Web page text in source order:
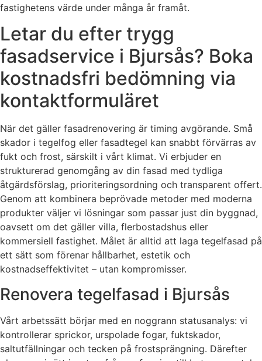
fastighetens värde under många år framåt.
Letar du efter trygg
fasadservice i Bjursås? Boka
kostnadsfri bedömning via
kontaktformuläret
När det gäller fasadrenovering är timing avgörande. Små
skador i tegelfog eller fasadtegel kan snabbt förvärras av
fukt och frost, särskilt i vårt klimat. Vi erbjuder en
strukturerad genomgång av din fasad med tydliga
åtgärdsförslag, prioriteringsordning och transparent offert.
Genom att kombinera beprövade metoder med moderna
produkter väljer vi lösningar som passar just din byggnad,
oavsett om det gäller villa, flerbostadshus eller
kommersiell fastighet. Målet är alltid att laga tegelfasad på
ett sätt som förenar hållbarhet, estetik och
kostnadseffektivitet – utan kompromisser.
Renovera tegelfasad i Bjursås
Vårt arbetssätt börjar med en noggrann statusanalys: vi
kontrollerar sprickor, urspolade fogar, fuktskador,
saltutfällningar och tecken på frostsprängning. Därefter